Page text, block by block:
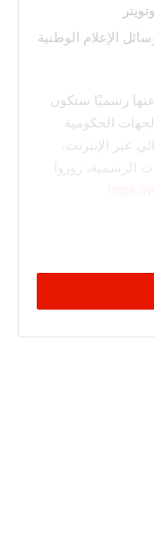
الإعلام الوطنية
عنها رسميًا ستكون
الحكومية
عبر الإنترنت.
الرسمية، زوروا